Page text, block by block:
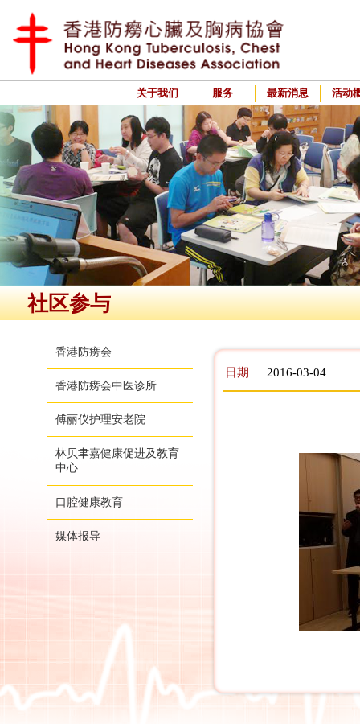
关于我们 服务 最新消息 活动
社区参与
香港防痨会
香港防痨会中医诊所
傅丽仪护理安老院
林贝聿嘉健康促进及教育
中心
口腔健康教育
媒体报导
日期 2016-03-04